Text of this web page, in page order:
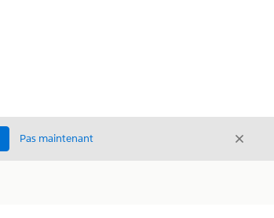
Pas maintenant Fermer